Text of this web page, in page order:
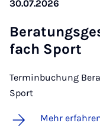
30.07.2026
fach Sport
Terminbuchung
Sport
Mehr